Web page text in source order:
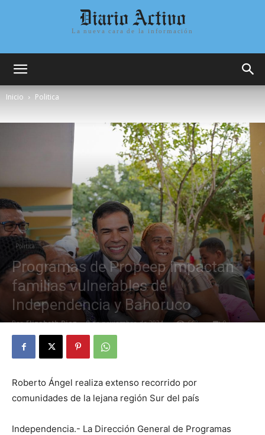
Diario Activo
La nueva cara de la información
Inicio Politica
Politica
Programas de Propeep impactan
familias vulnerables de
Independencia y Bahoruco
Por Elizabeth Diaz - 9 de noviembre de 2024 663 0
Roberto Ángel realiza extenso recorrido por
comunidades de la lejana región Sur del país
Independencia.- La Dirección General de Programas